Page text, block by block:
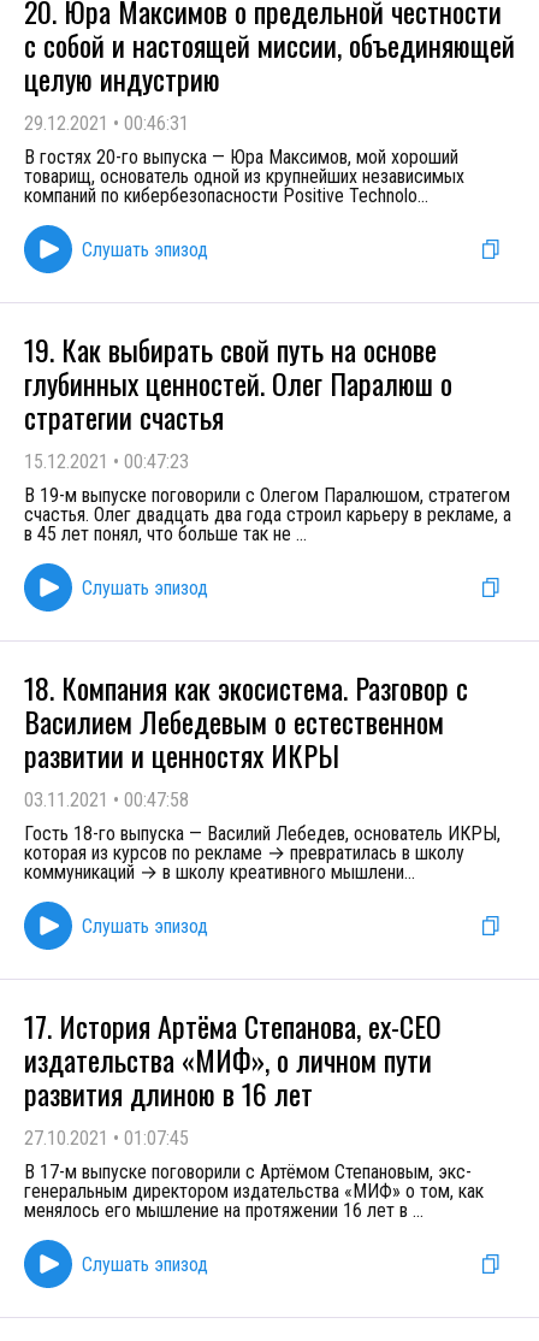
20. Юра Максимов о предельной честности
с собой и настоящей миссии, объединяющей
целую индустрию
29.12.2021 • 00:46:31
В гостях 20-го выпуска — Юра Максимов, мой хороший
товарищ, основатель одной из крупнейших независимых
компаний по кибербезопасности Positive Technolo...
Слушать эпизод
19. Как выбирать свой путь на основе
глубинных ценностей. Олег Паралюш о
стратегии счастья
15.12.2021 • 00:47:23
В 19-м выпуске поговорили с Олегом Паралюшом, стратегом
счастья. Олег двадцать два года строил карьеру в рекламе, а
в 45 лет понял, что больше так не ...
Слушать эпизод
18. Компания как экосистема. Разговор с
Василием Лебедевым о естественном
развитии и ценностях ИКРЫ
03.11.2021 • 00:47:58
Гость 18-го выпуска — Василий Лебедев, основатель ИКРЫ,
которая из курсов по рекламе → превратилась в школу
коммуникаций → в школу креативного мышлени...
Слушать эпизод
17. История Артёма Степанова, ex-CEO
издательства «МИФ», о личном пути
развития длиною в 16 лет
27.10.2021 • 01:07:45
В 17-м выпуске поговорили с Артёмом Степановым, экс-
генеральным директором издательства «МИФ» о том, как
менялось его мышление на протяжении 16 лет в ...
Слушать эпизод